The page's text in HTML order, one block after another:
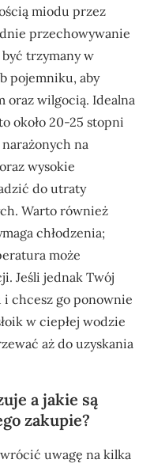
miodu przez
przechowywanie
trzymany w
pojemniku, aby
wilgocią. Idealna
około 20-25 stopni
na
wysokie
do utraty
Warto również
chłodzenia;
może
Jeśli jednak Twój
i chcesz go ponownie
w ciepłej wodzie
aż do uzyskania
a jakie są
zakupie?
uwagę na kilka